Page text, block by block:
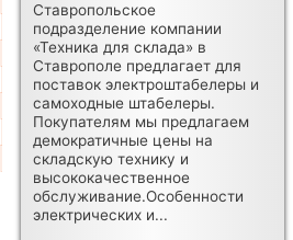
Ставропольское
подразделение компании
«Техника для склада» в
Ставрополе предлагает для
поставок электроштабелеры и
самоходные штабелеры.
Покупателям мы предлагаем
демократичные цены на
складскую технику и
высококачественное
обслуживание.Особенности
электрических и...